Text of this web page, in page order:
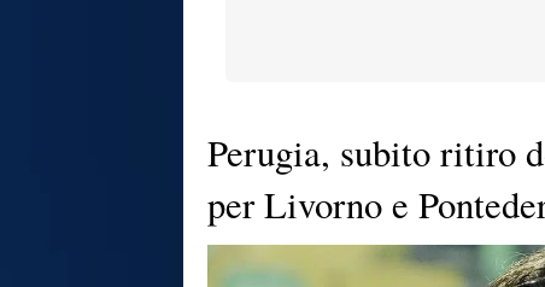
Perugia, subito ritiro
per Livorno e